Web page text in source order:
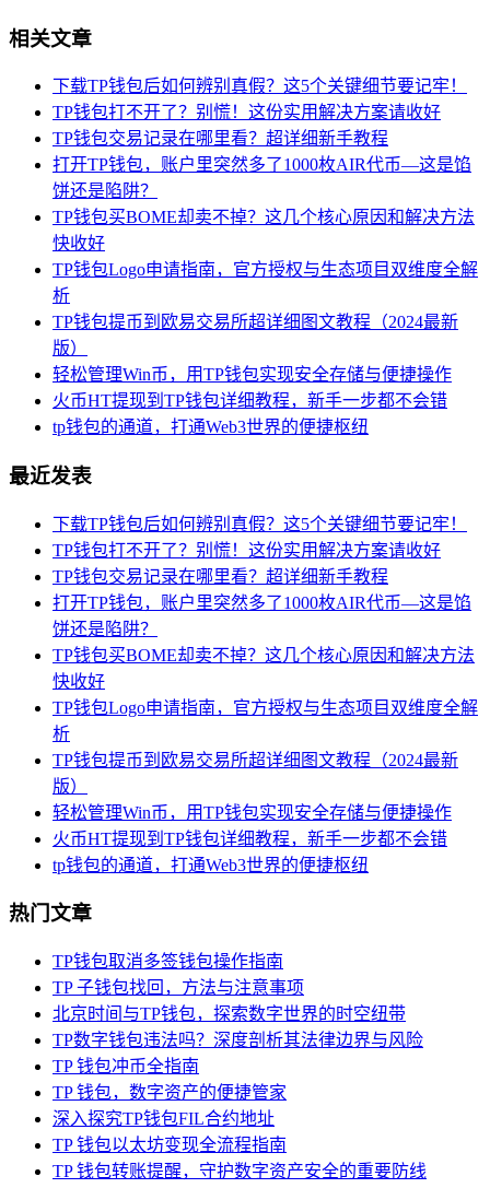
相关文章
下载TP钱包后如何辨别真假？这5个关键细节要记牢！
TP钱包打不开了？别慌！这份实用解决方案请收好
TP钱包交易记录在哪里看？超详细新手教程
打开TP钱包，账户里突然多了1000枚AIR代币—这是馅
饼还是陷阱？
TP钱包买BOME却卖不掉？这几个核心原因和解决方法
快收好
TP钱包Logo申请指南，官方授权与生态项目双维度全解
析
TP钱包提币到欧易交易所超详细图文教程（2024最新
版）
轻松管理Win币，用TP钱包实现安全存储与便捷操作
火币HT提现到TP钱包详细教程，新手一步都不会错
tp钱包的通道，打通Web3世界的便捷枢纽
最近发表
下载TP钱包后如何辨别真假？这5个关键细节要记牢！
TP钱包打不开了？别慌！这份实用解决方案请收好
TP钱包交易记录在哪里看？超详细新手教程
打开TP钱包，账户里突然多了1000枚AIR代币—这是馅
饼还是陷阱？
TP钱包买BOME却卖不掉？这几个核心原因和解决方法
快收好
TP钱包Logo申请指南，官方授权与生态项目双维度全解
析
TP钱包提币到欧易交易所超详细图文教程（2024最新
版）
轻松管理Win币，用TP钱包实现安全存储与便捷操作
火币HT提现到TP钱包详细教程，新手一步都不会错
tp钱包的通道，打通Web3世界的便捷枢纽
热门文章
TP钱包取消多签钱包操作指南
TP 子钱包找回，方法与注意事项
北京时间与TP钱包，探索数字世界的时空纽带
TP数字钱包违法吗？深度剖析其法律边界与风险
TP 钱包冲币全指南
TP 钱包，数字资产的便捷管家
深入探究TP钱包FIL合约地址
TP 钱包以太坊变现全流程指南
TP 钱包转账提醒，守护数字资产安全的重要防线